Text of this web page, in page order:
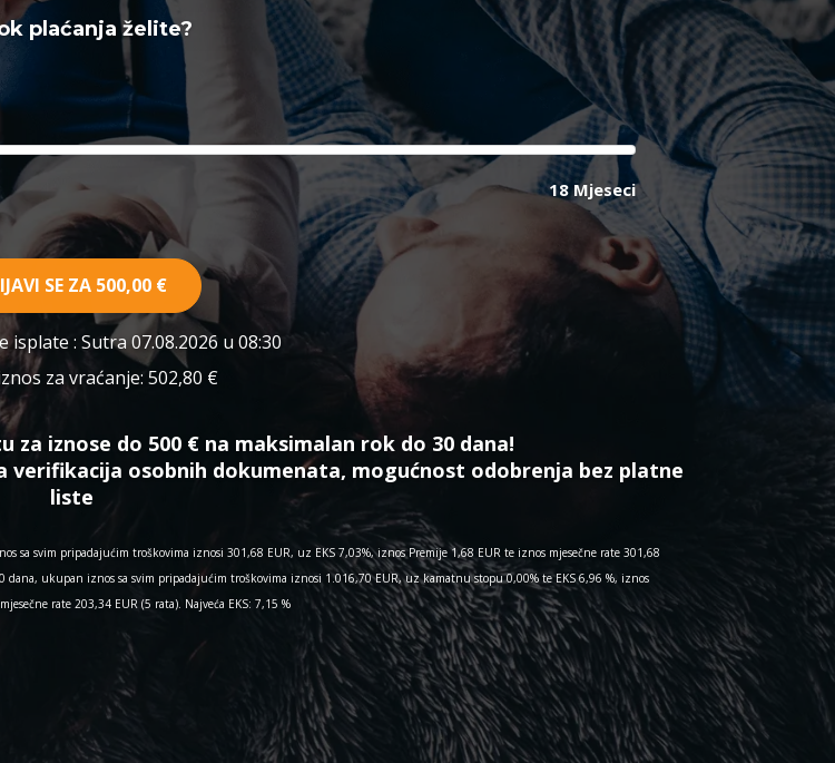
plaćanja želite?
18 Mjeseci
SE ZA 500,00 €
isplate : Sutra 07.08.2026 u 08:30
za vraćanje: 502,80 €
iznose do 500 € na maksimalan rok do 30 dana!
verifikacija osobnih dokumenata, mogućnost odobrenja bez platne
liste
sa svim pripadajućim troškovima iznosi 301,68 EUR, uz EKS 7,03%, iznos Premije 1,68 EUR te iznos mjesečne rate 301,68
ukupan iznos sa svim pripadajućim troškovima iznosi 1.016,70 EUR, uz kamatnu stopu 0,00% te EKS 6,96 %, iznos
rate 203,34 EUR (5 rata). Najveća EKS: 7,15 %